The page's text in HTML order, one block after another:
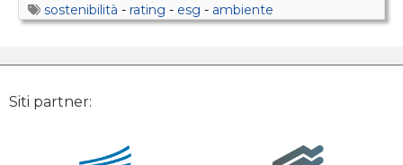
sostenibilità - rating - esg - ambiente
Siti partner: